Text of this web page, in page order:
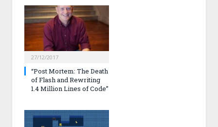
27/12/2017
“Post Mortem: The Death
of Flash and Rewriting
1.4 Million Lines of Code”